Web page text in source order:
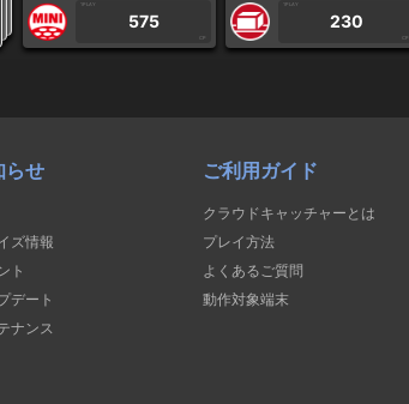
1PLAY
575
CP
1PLAY
230
CP
らせ
ズ情報
ト
デート
ナンス
ご利用ガイド
クラウドキャッチャーとは
プレイ方法
よくあるご質問
動作対象端末